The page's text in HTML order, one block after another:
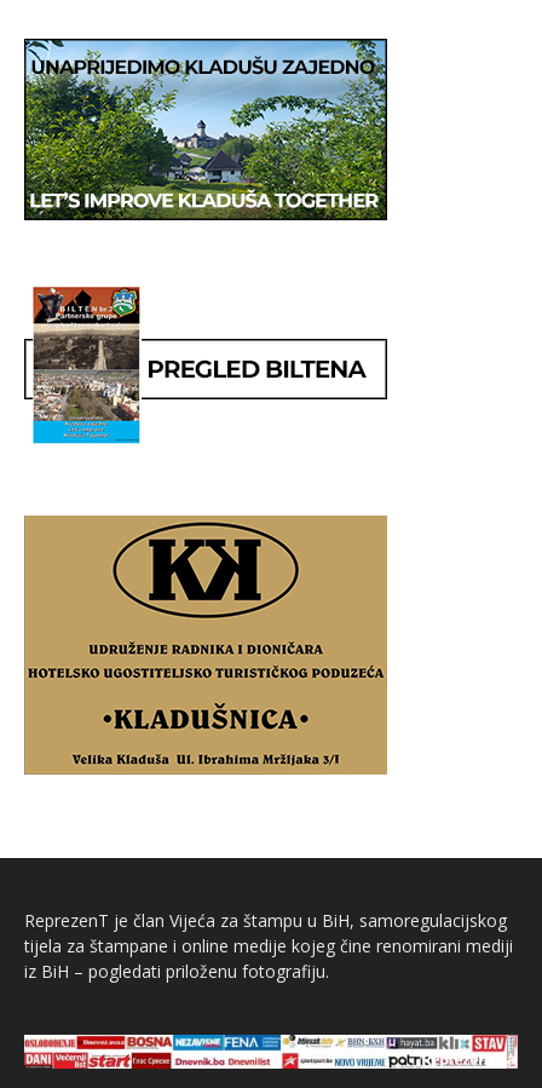
ReprezenT je član Vijeća za štampu u BiH, samoregulacijskog
tijela za štampane i online medije kojeg čine renomirani mediji
iz BiH – pogledati priloženu fotografiju.